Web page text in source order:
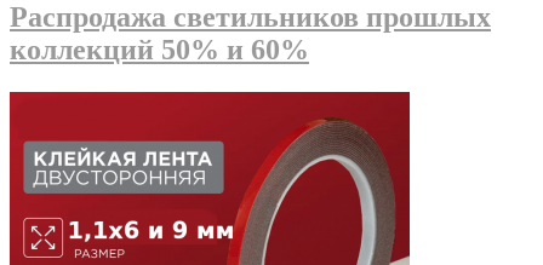
Распродажа светильников прошлых
коллекций 50% и 60%